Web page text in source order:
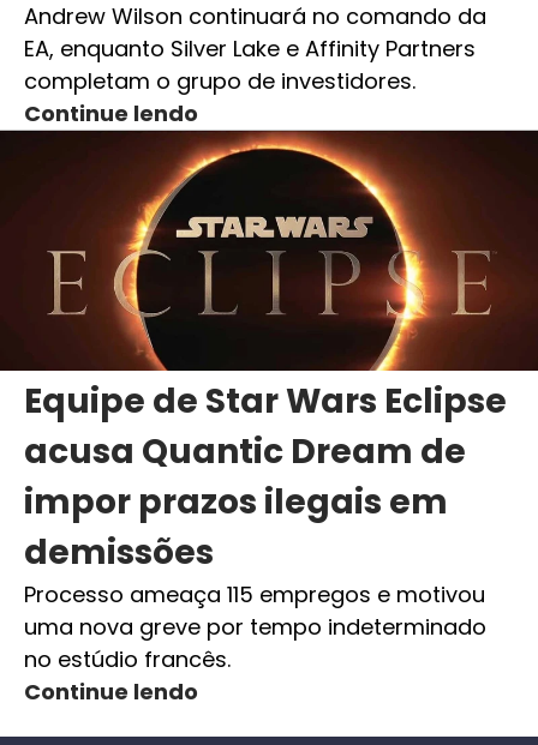
Andrew Wilson continuará no comando da
EA, enquanto Silver Lake e Affinity Partners
completam o grupo de investidores.
Continue lendo
Equipe de Star Wars Eclipse
acusa Quantic Dream de
impor prazos ilegais em
demissões
Processo ameaça 115 empregos e motivou
uma nova greve por tempo indeterminado
no estúdio francês.
Continue lendo